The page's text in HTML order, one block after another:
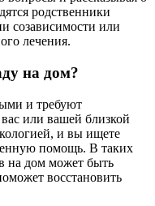
родственники
созависимости или
лечения.
на дом?
и требуют
или вашей близкой
и вы ищете
помощь. В таких
на дом может быть
восстановить